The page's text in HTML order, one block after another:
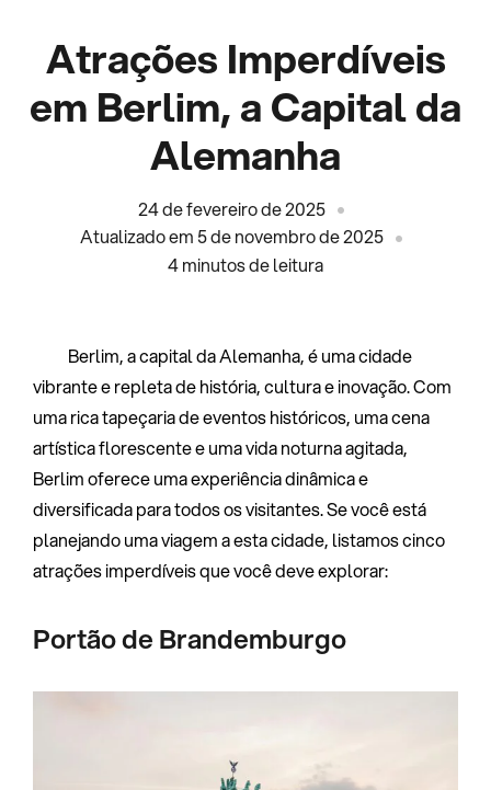
Atrações Imperdíveis
em Berlim, a Capital da
Alemanha
24 de fevereiro de 2025
Atualizado em 5 de novembro de 2025
4minutos de leitura
Berlim, a capital da Alemanha, é uma cidade
vibrante e repleta de história, cultura e inovação. Com
uma rica tapeçaria de eventos históricos, uma cena
artística florescente e uma vida noturna agitada,
Berlim oferece uma experiência dinâmica e
diversificada para todos os visitantes. Se você está
planejando uma viagem a esta cidade, listamos cinco
atrações imperdíveis que você deve explorar:
Portão de Brandemburgo